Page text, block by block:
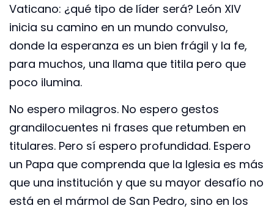
Vaticano: ¿qué tipo de líder será? León XIV
inicia su camino en un mundo convulso,
donde la esperanza es un bien frágil y la fe,
para muchos, una llama que titila pero que
poco ilumina.
No espero milagros. No espero gestos
grandilocuentes ni frases que retumben en
titulares. Pero sí espero profundidad. Espero
un Papa que comprenda que la Iglesia es más
que una institución y que su mayor desafío no
está en el mármol de San Pedro, sino en los